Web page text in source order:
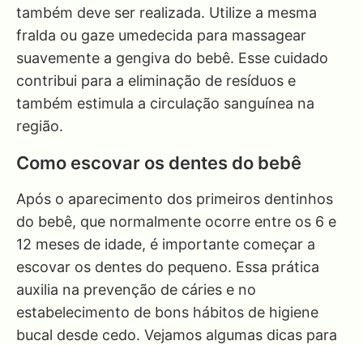
também deve ser realizada. Utilize a mesma
fralda ou gaze umedecida para massagear
suavemente a gengiva do bebê. Esse cuidado
contribui para a eliminação de resíduos e
também estimula a circulação sanguínea na
região.
Como escovar os dentes do bebê
Após o aparecimento dos primeiros dentinhos
do bebê, que normalmente ocorre entre os 6 e
12 meses de idade, é importante começar a
escovar os dentes do pequeno. Essa prática
auxilia na prevenção de cáries e no
estabelecimento de bons hábitos de higiene
bucal desde cedo. Vejamos algumas dicas para